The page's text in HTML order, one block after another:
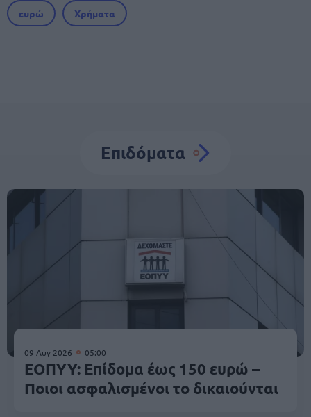
ευρώ Χρήματα
Επιδόματα
09 Αυγ 2026 05:00
ΕΟΠΥΥ: Επίδομα έως 150 ευρώ –
Ποιοι ασφαλισμένοι το δικαιούνται